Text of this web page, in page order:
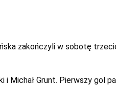
zakończyli w sobotę
Michał Grunt. Pierwszy gol